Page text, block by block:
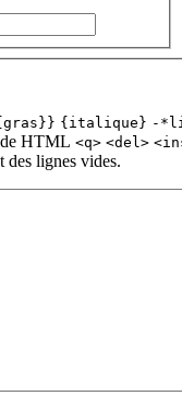
{italique} -
HTML <q> <del>
des lignes vides.